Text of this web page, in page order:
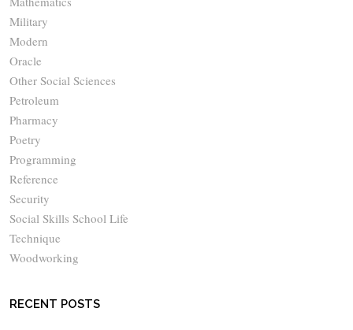
Military
Modern
Oracle
Other Social Sciences
Petroleum
Pharmacy
Poetry
Programming
Reference
Security
Social Skills School Life
Technique
Woodworking
RECENT POSTS